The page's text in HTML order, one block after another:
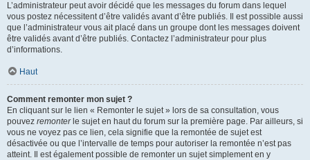
L’administrateur peut avoir décidé que les messages du forum dans lequel
vous postez nécessitent d’être validés avant d’être publiés. Il est possible aussi
que l’administrateur vous ait placé dans un groupe dont les messages doivent
être validés avant d’être publiés. Contactez l’administrateur pour plus
d’informations.
Haut
Comment remonter mon sujet ?
En cliquant sur le lien « Remonter le sujet » lors de sa consultation, vous
pouvez remonterle sujet en haut du forum sur la première page. Par ailleurs, si
vous ne voyez pas ce lien, cela signifie que la remontée de sujet est
désactivée ou que l’intervalle de temps pour autoriser la remontée n’est pas
atteint. Il est également possible de remonter un sujet simplement en y